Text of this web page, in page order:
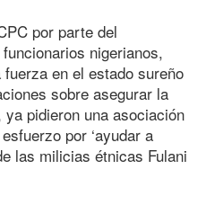
por parte del
nigerianos,
en el estado sureño
sobre asegurar la
pidieron una asociación
por ‘ayudar a
las milicias étnicas Fulani